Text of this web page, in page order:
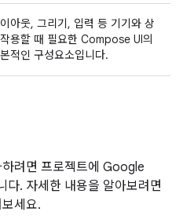
아웃, 그리기, 입력 등 기기와 상
용할 때 필요한 Compose UI의
적인 구성요소입니다.
려면 프로젝트에 Google
다. 자세한 내용을 알아보려면
세요.